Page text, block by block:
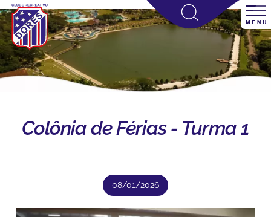
Colônia de Férias - Turma 1
08/01/2026